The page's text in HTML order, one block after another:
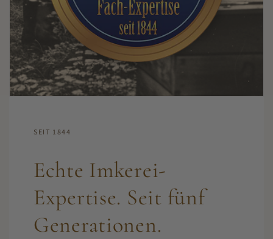
SEIT 1844
Echte Imkerei-
Expertise. Seit fünf
Generationen.